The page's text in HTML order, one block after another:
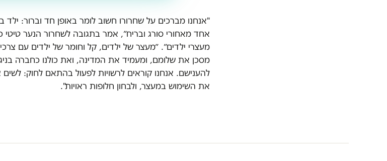
"אנחנו מברכים על שחרורו חשוב לומר באופן חד וברור: ילד
אחד מאחורי סורג ובריח״, אמר בתגובה לשחרור הנער טיטי
מעצרי ילדים״. ״מעצר של ילדים, קל וחומר של ילדים עם
מסכן את שלומם, ומעמיד את המדינה, ואת כולנו כחברה
להענישם. אנחנו קוראים לרשויות לפעול בהתאם לחוק:
את השימוש במעצר, ולבחון חלופות ראויות".